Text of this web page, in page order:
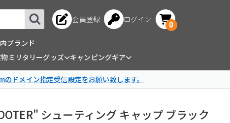
会員登録 ログイン
0
ブランド
ミリタリーグッズ キャンピングギア
ドメイン指定受信設定をお願い致します。
シューティング キャップ ブラック